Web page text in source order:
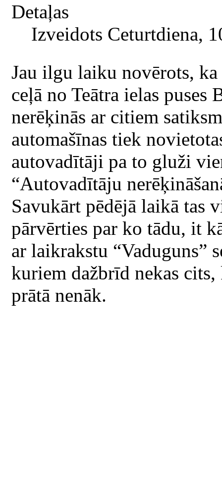
Detaļas
Izveidots Ceturtdiena,
Jau ilgu laiku novērots, ka
ceļā no Teātra ielas
nerēķinās ar citiem
automašīnas tiek
autovadītāji pa to gluži
“Autovadītāju
Savukārt pēdējā laikā tas
pārvērties par ko tādu, it
ar laikrakstu “Vaduguns”
kuriem dažbrīd nekas
prātā nenāk.